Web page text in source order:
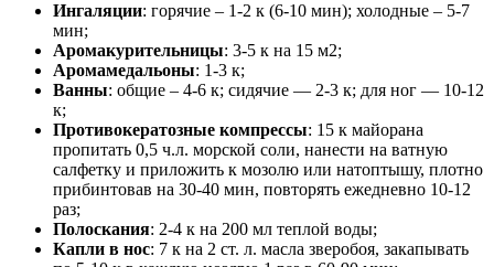
Ингаляции: горячие – 1-2 к (6-10 мин); холодные – 5-7
мин;
Аромакурительницы: 3-5 к на 15 м2;
Аромамедальоны: 1-3 к;
Ванны: общие – 4-6 к; сидячие — 2-3 к; для ног — 10-12
к;
Противокератозные компрессы: 15 к майорана
пропитать 0,5 ч.л. морской соли, нанести на ватную
салфетку и приложить к мозолю или натоптышу, плотно
прибинтовав на 30-40 мин, повторять ежедневно 10-12
раз;
Полоскания: 2-4 к на 200 мл теплой воды;
Капли в нос: 7 к на 2 ст. л. масла зверобоя, закапывать